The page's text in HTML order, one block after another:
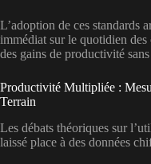
L’adoption de ces standards
immédiat sur le quotidien
des gains de productivité
Productivité Multipliée :
Terrain
Les débats théoriques sur
laissé place à des données